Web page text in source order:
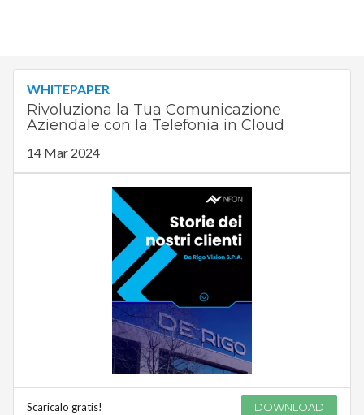
WHITEPAPER
Rivoluziona la Tua Comunicazione
Aziendale con la Telefonia in Cloud
14 Mar 2024
Scaricalo gratis! DOWNLOAD